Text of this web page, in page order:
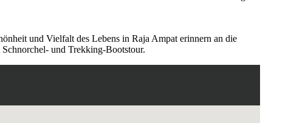
und Vielfalt des Lebens in Raja Ampat erinnern an die
und Trekking-Bootstour.